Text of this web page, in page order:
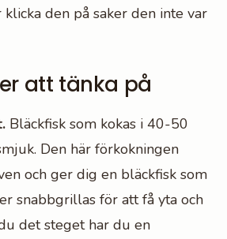
den på saker den inte var
att tänka på
Bläckfisk som kokas i 40-50
Den här förkokningen
och ger dig en bläckfisk som
snabbgrillas för att få yta och
det steget har du en